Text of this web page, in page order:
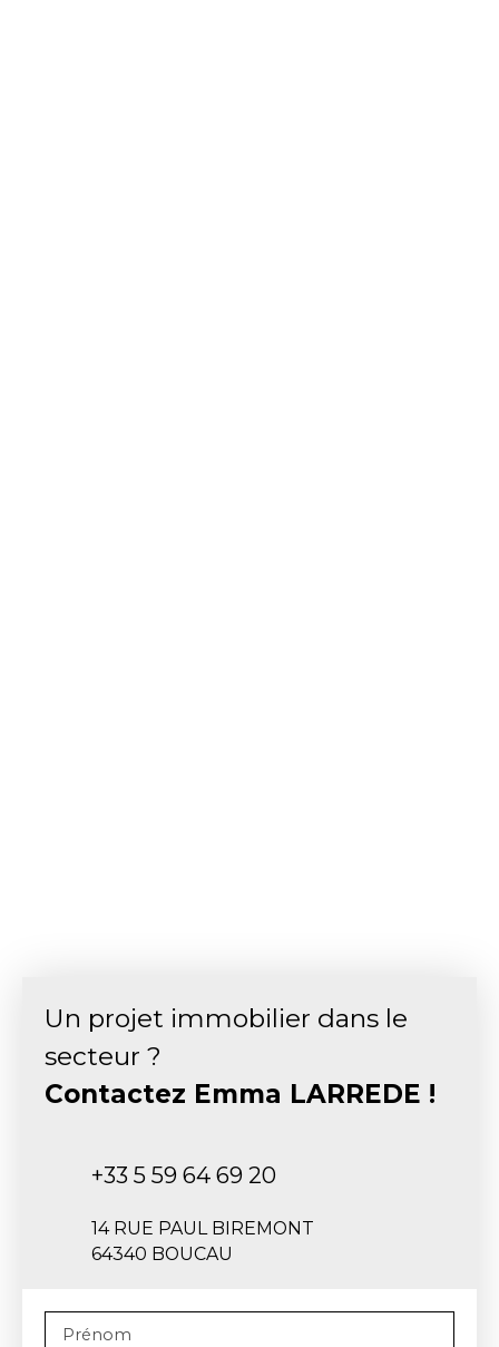
Un projet immobilier dans le
secteur ?
Contactez Emma LARREDE !
+33 5 59 64 69 20
14 RUE PAUL BIREMONT
64340 BOUCAU
Prénom